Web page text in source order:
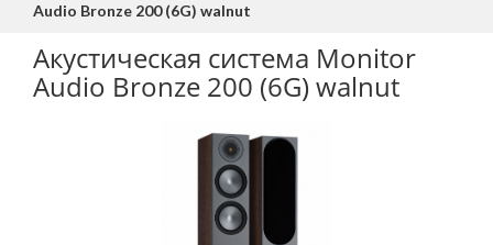
Audio Bronze 200 (6G) walnut
Акустическая система Monitor
Audio Bronze 200 (6G) walnut